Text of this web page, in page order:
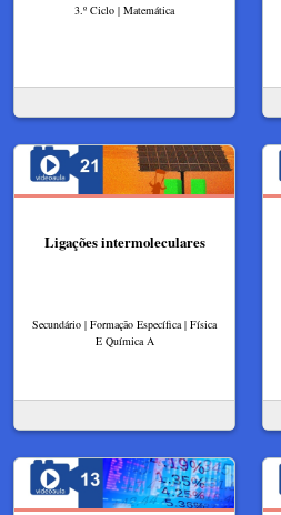
3.º Ciclo | Matemática
Ligações intermoleculares
Secundário | Formação Específica | Física
E Química A